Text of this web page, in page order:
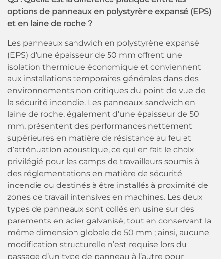
options de panneaux en polystyrène expansé (EPS)
et en laine de roche ?
Les panneaux sandwich en polystyrène expansé
(EPS) d’une épaisseur de 50 mm offrent une
isolation thermique économique et conviennent
aux installations temporaires générales dans des
environnements non critiques du point de vue de
la sécurité incendie. Les panneaux sandwich en
laine de roche, également d’une épaisseur de 50
mm, présentent des performances nettement
supérieures en matière de résistance au feu et
d’atténuation acoustique, ce qui en fait le choix
privilégié pour les camps de travailleurs soumis à
des réglementations en matière de sécurité
incendie ou destinés à être installés à proximité de
zones de travail intensives en machines. Les deux
types de panneaux sont collés en usine sur des
parements en acier galvanisé, tout en conservant la
même dimension globale de 50 mm ; ainsi, aucune
modification structurelle n’est requise lors du
passage d’un type de panneau à l’autre pour